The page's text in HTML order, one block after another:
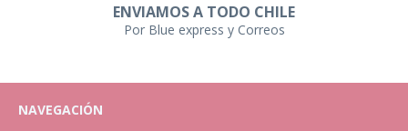
ENVIAMOS A TODO CHILE
Por Blue express y Correos
NAVEGACIÓN